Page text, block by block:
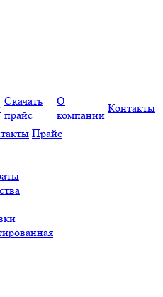
Скачать
прайс
О
компании
Контакты
Прайс